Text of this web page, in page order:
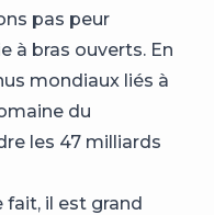
pas peur
à bras ouverts. En
mondiaux liés à
du
les 47 milliards
fait, il est grand